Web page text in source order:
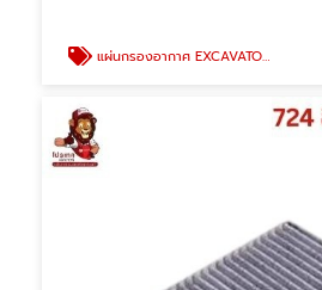
แผ่นกรองอากาศ EXCAVATOR FILTER